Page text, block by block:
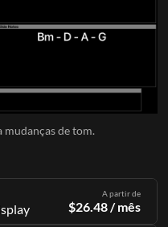
A partir de
$26.48/ mês
mudanças de tom.